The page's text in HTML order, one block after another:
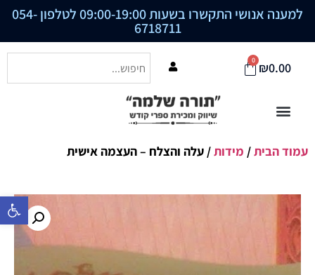
פתח סרגל
למענה אנושי התקשרו בשעות 09:00-19:00 לטלפון 054-
6718711
₪0.00
0
עמוד הבית/ מידות/ עלה והצלח – העצמה אישית